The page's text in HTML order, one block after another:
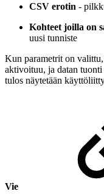
CSV erotin -
Kohteet joilla on
uusi tunniste
Kun parametrit on valittu,
aktivoituu, ja datan
tulos näytetään
Vie